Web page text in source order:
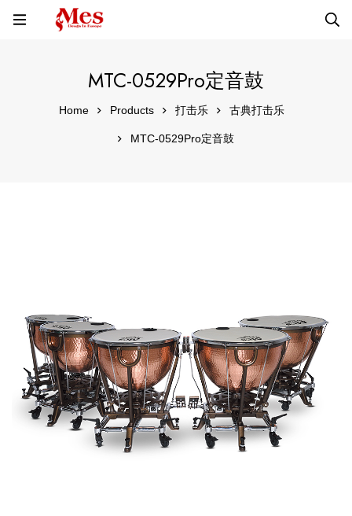
MTC-0529Pro定音鼓
Home Products 打击乐 古典打击乐
MTC-0529Pro定音鼓